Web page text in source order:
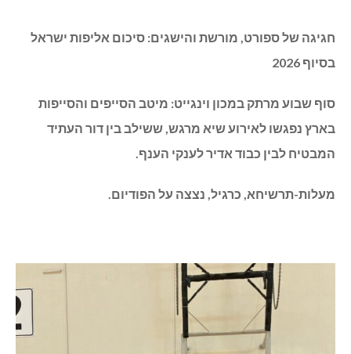
חגיגה של ספורט, מורשת והישגים: סיכום אליפות ישראל
בסיוף 2026
סוף שבוע מרתק במכון וינגייט: מיטב הסייפים והסייפות
בארץ נפגשו לאירוע שיא מרגש, ששילב בין דור העתיד
המבטיח לבין כבוד אדיר לענקי הענף.
מעלות-תרשיחא, כרגיל, נצצה על הפודיום.